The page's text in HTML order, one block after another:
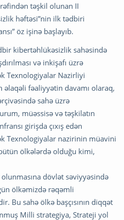
təşkil olunan II
həftəsi”nin ilk tədbiri
öz işinə başlayıb.
kibertəhlükəsizlik sahəsində
və inkişafı üzrə
Texnologiyalar Nazirliyi
fəaliyyətin davamı olaraq,
sahə üzrə
müəssisə və təşkilatın
girişda çıxış edən
Texnologiyalar nazirinin müavini
ölkələrdə olduğu kimi,
dövlət səviyyəsində
ölkəmizdə rəqəmli
Bu sahə ölkə başçısının diqqət
Milli strategiya, Strateji yol